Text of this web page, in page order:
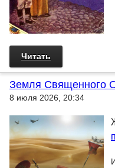
Читать
Земля Священного
8 июля 2026, 20:34